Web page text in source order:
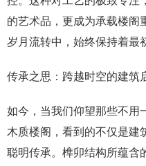
的艺术品，更成为承载楼阁
岁月流转中，始终保持着最
传承之思：跨越时空的建筑
如今，当我们仰望那些不用
木质楼阁，看到的不仅是建
聪明传承。榫卯结构所蕴含